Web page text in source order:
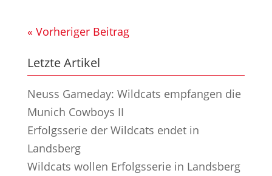
« Vorheriger Beitrag
Letzte Artikel
Neuss Gameday: Wildcats empfangen die
Munich Cowboys II
Erfolgsserie der Wildcats endet in
Landsberg
Wildcats wollen Erfolgsserie in Landsberg